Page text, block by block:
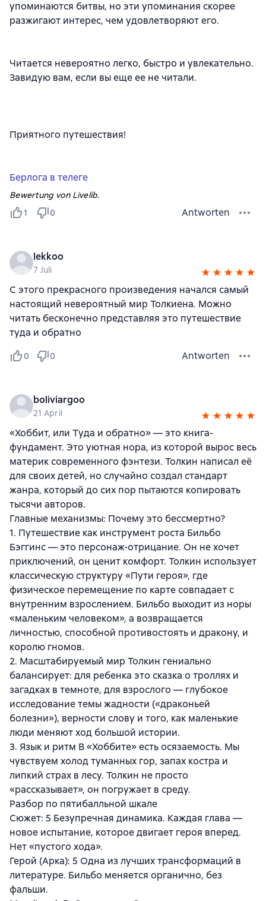
упоминаются битвы, но эти упоминания скорее
разжигают интерес, чем удовлетворяют его.
Читается невероятно легко, быстро и увлекательно.
Завидую вам, если вы еще ее не читали.
Приятного путешествия!
Берлога в телеге
Bewertung von Livelib.
1
0 Antworten
lekkoo
7 Juli
С этого прекрасного произведения начался самый
настоящий невероятный мир Толкиена. Можно
читать бесконечно представляя это путешествие
туда и обратно
0 0 Antworten
boliviargoo
21 April
«Хоббит, или Туда и обратно» — это книга-
фундамент. Это уютная нора, из которой вырос весь
материк современного фэнтези. Толкин написал её
для своих детей, но случайно создал стандарт
жанра, который до сих пор пытаются копировать
тысячи авторов.
Главные механизмы: Почему это бессмертно?
1. Путешествие как инструмент роста Бильбо
Бэггинс — это персонаж-отрицание. Он не хочет
приключений, он ценит комфорт. Толкин использует
классическую структуру «Пути героя», где
физическое перемещение по карте совпадает с
внутренним взрослением. Бильбо выходит из норы
«маленьким человеком», а возвращается
личностью, способной противостоять и дракону, и
королю гномов.
2. Масштабируемый мир Толкин гениально
балансирует: для ребенка это сказка о троллях и
загадках в темноте, для взрослого — глубокое
исследование темы жадности («драконьей
болезни»), верности слову и того, как маленькие
люди меняют ход большой истории.
3. Язык и ритм В «Хоббите» есть осязаемость. Мы
чувствуем холод туманных гор, запах костра и
липкий страх в лесу. Толкин не просто
«рассказывает», он погружает в среду.
Разбор по пятибалльной шкале
Сюжет: 5 Безупречная динамика. Каждая глава —
новое испытание, которое двигает героя вперед.
Нет «пустого хода».
Герой (Арка): 5 Одна из лучших трансформаций в
литературе. Бильбо меняется органично, без
фальши.